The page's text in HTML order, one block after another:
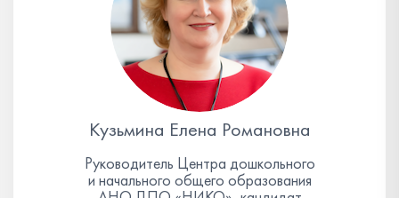
Кузьмина Елена Романовна
Руководитель Центра дошкольного
и начального общего образования